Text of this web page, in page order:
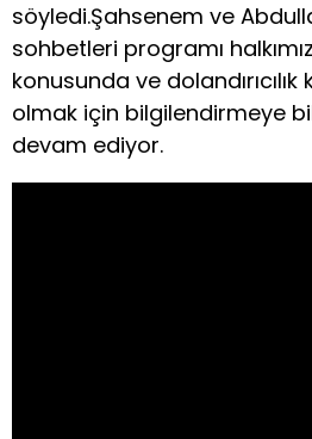
söyledi.Şahsenem ve
sohbetleri programı
konusunda ve
olmak için bilgilendirmeye
devam ediyor.